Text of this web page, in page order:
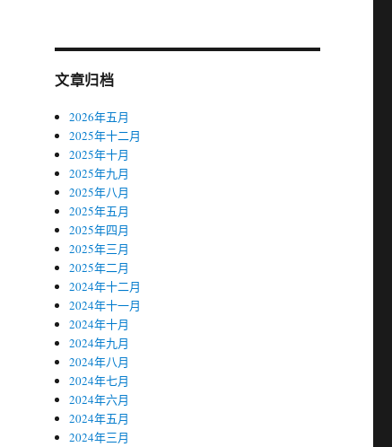
文章归档
2026年五月
2025年十二月
2025年十月
2025年九月
2025年八月
2025年五月
2025年四月
2025年三月
2025年二月
2024年十二月
2024年十一月
2024年十月
2024年九月
2024年八月
2024年七月
2024年六月
2024年五月
2024年三月